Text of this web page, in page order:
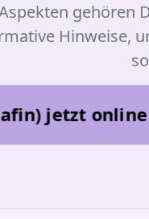
jetzt